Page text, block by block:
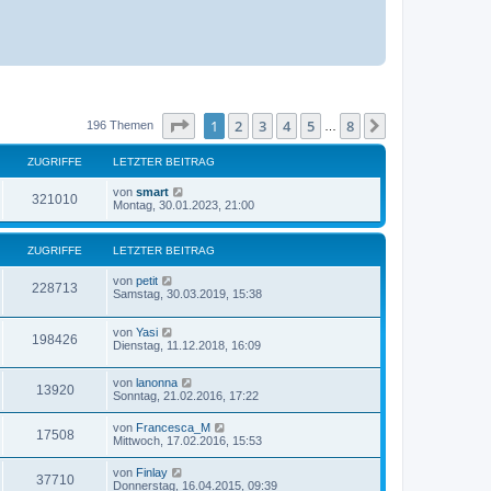
196 Themen Seite von8
1 2 3 4 5 8
ZUGRIFFE LETZTER BEITRAG
321010Z
u
g
f
L
e
z
e
r
B
e
t
r
a
von smart
Montag, 30.01.2023, 21:00
ZUGRIFFE LETZTER BEITRAG
228713
u
r
f
L
e
z
t
e
B
e
i
t
r
a
von petit
Samstag, 30.03.2019, 15:38
198426
u
L
e
z
t
e
r
B
e
t
r
von Yasi
Dienstag, 11.12.2018, 16:09
13920Z
u
r
L
e
t
e
r
B
e
von lanonna
Sonntag, 21.02.2016, 17:22
17508Z
u
L
e
t
von Francesca_M
Mittwoch, 17.02.2016, 15:53
37710Z
L
e
von Finlay
Donnerstag, 16.04.2015, 09:39